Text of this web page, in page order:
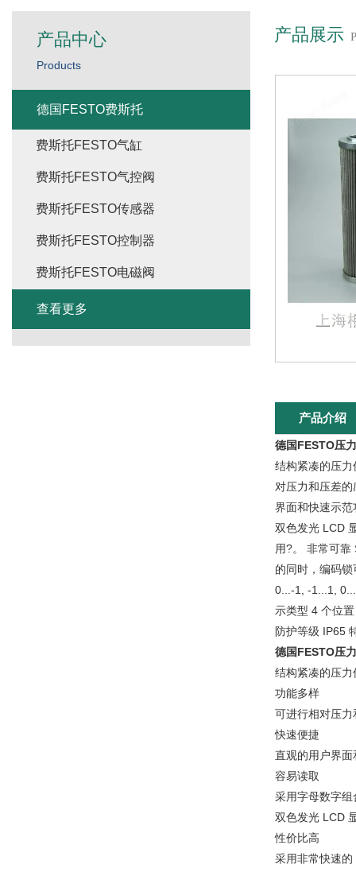
产品展示
产品介绍
德国FESTO压
结构紧凑的压
对压力和压差
界面和快速示
双色发光 LCD
用?。 非常可
的同时，编码
0...-1, -1...1,
示类型 4 个位
防护等级 IP65
德国FESTO压
结构紧凑的压
功能多样
可进行相对压
快速便捷
直观的用户界
容易读取
采用字母数字
双色发光 LCD
性价比高
采用非常快速
产品中心
Products
德国FESTO费斯托
费斯托FESTO气缸
费斯托FESTO气控阀
费斯托FESTO传感器
费斯托FESTO控制器
费斯托FESTO电磁阀
查看更多